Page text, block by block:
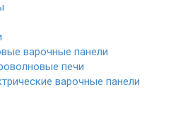
варочные панели
печи
варочные панели